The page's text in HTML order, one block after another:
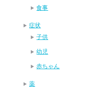
食事
症状
子供
幼児
赤ちゃん
薬